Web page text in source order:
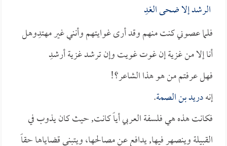
الرشد إلا ضحى الغدِ
فلما عصوني كنت منهم وقد أرى غوايتهم وأنني غير مهتدِوهل
أنا إلا من غزية إن غوت غويت وإن ترشد غزية أرشدِ
فهل عرفتم من هو هذا الشاعر؟!
إنهدريد بن الصمة.
فكانت هذه هي فلسفة العربي أياً كانت, حيث كان يذوب في
القبيلة وينصهر فيها, يدافع عن مصالحها، ويتبنى قضاياها حقاً